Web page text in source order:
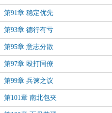
第91章 稳定优先
第93章 德行有亏
第95章 意志分散
第97章 殴打同僚
第99章 兵谏之议
第101章 南北包夹